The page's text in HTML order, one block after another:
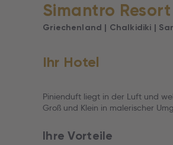
Simantro Resort
Griechenland | Chalkidiki |
Ihr Hotel
Pinienduft liegt in der Luft und
Groß und Klein in malerischer
Ihre Vorteile